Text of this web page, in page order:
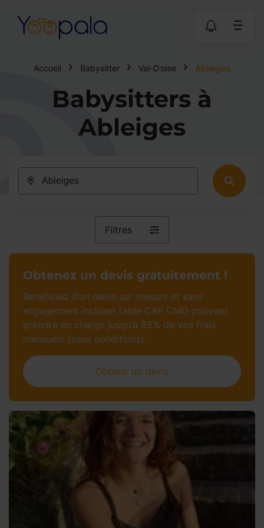
Accueil Babysitter Val-D'oise Ableiges
Babysitters à
Ableiges
Filtres
Obtenez un devis gratuitement !
Bénéficiez d’un devis sur mesure et sans
engagement incluant l’aide CAF CMG pouvant
prendre en charge jusqu’à 85% de vos frais
mensuels (sous conditions).
Obtenir un devis